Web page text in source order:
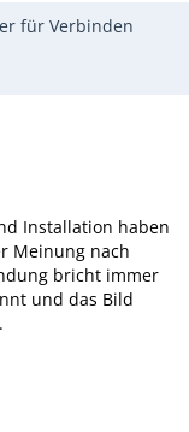
für Verbinden
Installation haben
Meinung nach
bricht immer
und das Bild